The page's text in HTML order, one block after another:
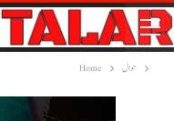
Home حوال